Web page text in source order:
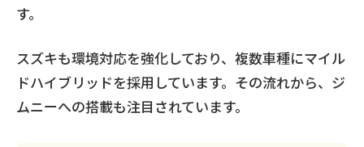
す。
スズキも環境対応を強化しており、複数車種にマイル
ドハイブリッドを採用しています。その流れから、ジ
ムニーへの搭載も注目されています。